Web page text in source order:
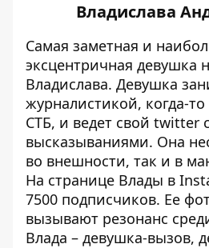
Владислава
Самая заметная и
эксцентричная девушка
Владислава. Девушка
журналистикой, когда-
СТБ, и ведет свой twitter
высказываниями. Она
во внешности, так и в
На странице Влады в
7500 подписчиков. Ее
вызывают резонанс
Влада – девушка-вызов,